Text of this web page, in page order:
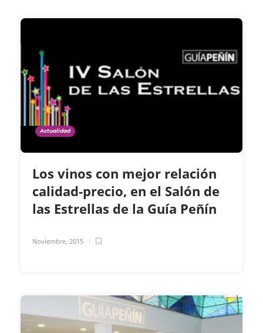
Actualidad
Los vinos con mejor relación
calidad-precio, en el Salón de
las Estrellas de la Guía Peñín
Noviembre, 2015